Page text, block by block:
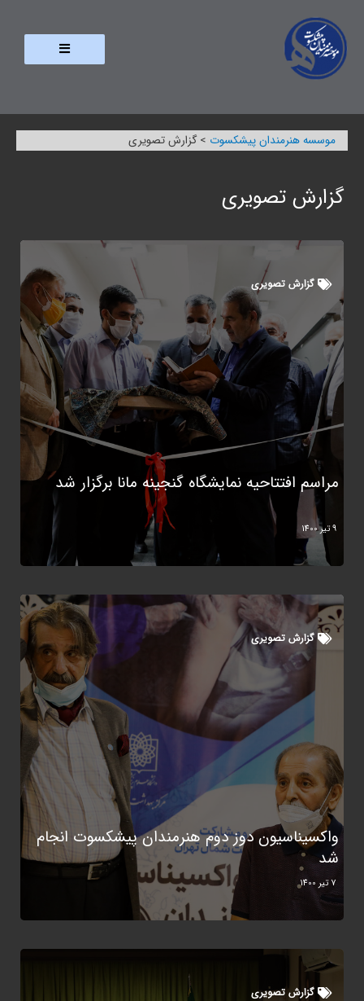
موسسه هنرمندان پیشکسوت >گزارش تصویری
گزارش تصویری
گزارش تصویری
مراسم افتتاحیه نمایشگاه گنجینه مانا برگزار شد
9 تیر 1400
گزارش تصویری
واکسیناسیون دوز دوم هنرمندان پیشکسوت انجام
شد
7 تیر 1400
گزارش تصویری